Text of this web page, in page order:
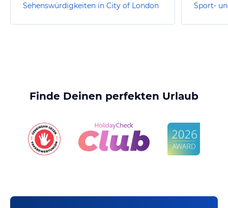
Sehenswürdigkeiten in City of London
Finde Deinen perfekten Urlaub